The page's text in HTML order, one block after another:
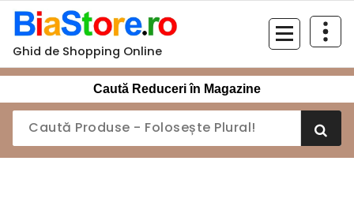
Sari
conținut
Ghid de Shopping Online
Caută Reduceri în Magazine